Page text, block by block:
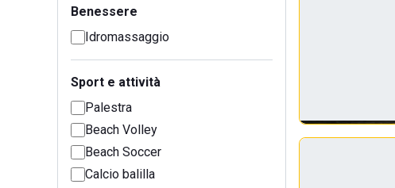
Benessere
Idromassaggio
Sport e attività
Palestra
Beach Volley
Beach Soccer
Calcio balilla